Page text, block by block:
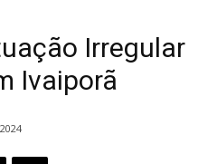
Irregular
Ivaiporã